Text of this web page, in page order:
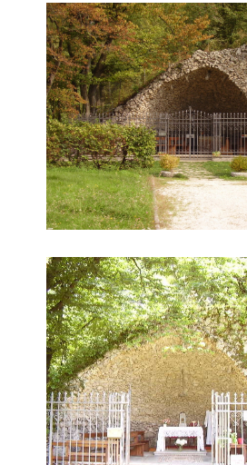
Grotta della Madonna di Lourdes
Grotta della Madonna di Lourdes